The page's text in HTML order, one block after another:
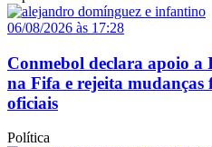
06/08/2026 às 17:28
Conmebol declara apoio a
na Fifa e rejeita mudanças
oficiais
Política